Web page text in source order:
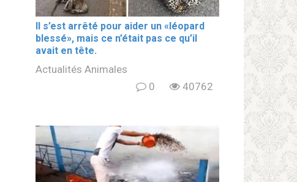
Il s’est arrêté pour aider un «léopard
blеssé», mais ce n’était pas ce qu’il
avait en tête.
Actualités Animales
0
40762